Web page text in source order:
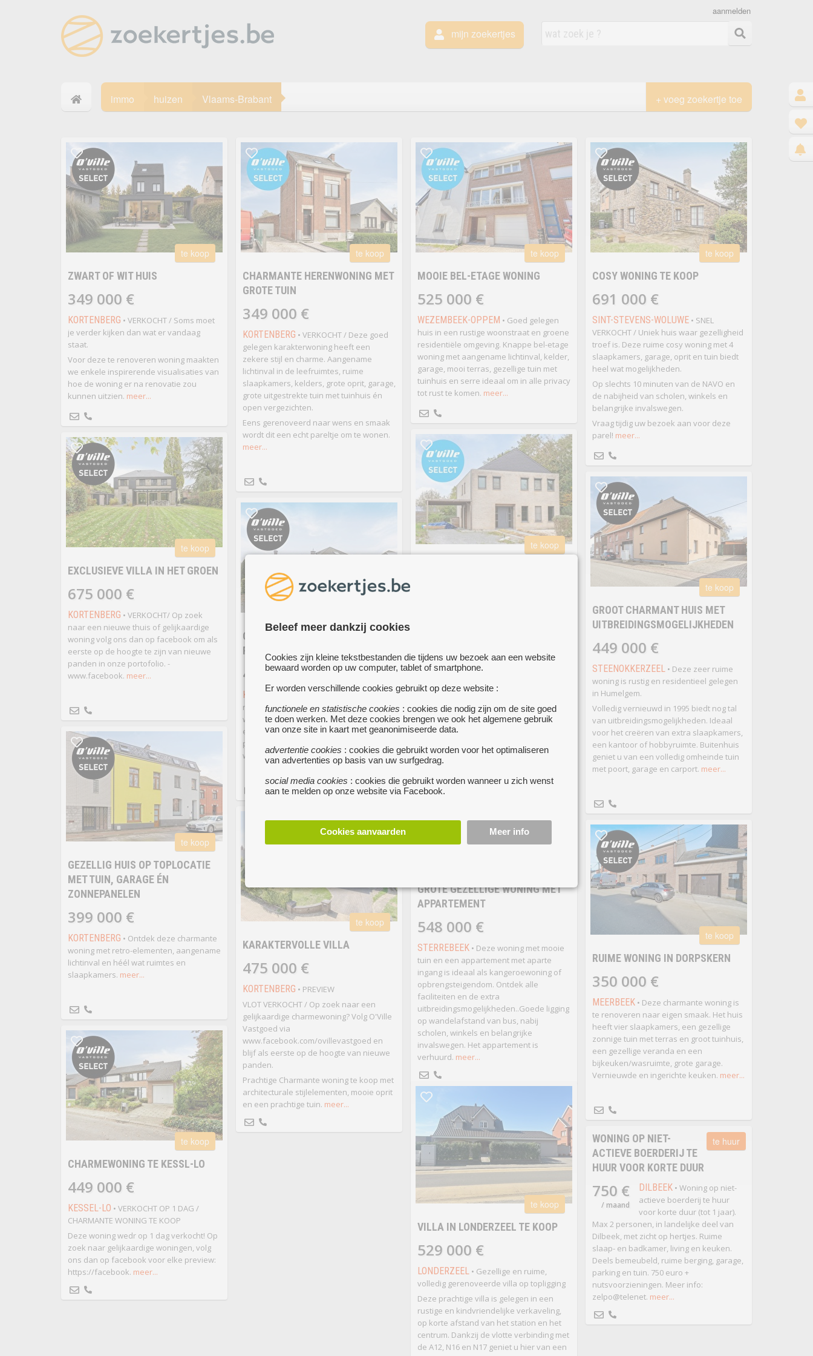
Beleef meer dankzij cookies
Cookies zijn kleine tekstbestanden die tijdens uw bezoek aan een website
bewaard worden op uw computer, tablet of smartphone.
Er worden verschillende cookies gebruikt op deze website :
functionele en statistische cookies : cookies die nodig zijn om de site goed
te doen werken. Met deze cookies brengen we ook het algemene gebruik
van onze site in kaart met geanonimiseerde data.
advertentie cookies : cookies die gebruikt worden voor het optimaliseren
van advertenties op basis van uw surfgedrag.
social media cookies : cookies die gebruikt worden wanneer u zich wenst
aan te melden op onze website via Facebook.
Cookies aanvaarden Meer info
mijn zoekertjes
aanmelden
immo huizen Vlaams-Brabant + voeg zoekertje toe
te koop
ZWART OF WIT HUIS
349 000 €
KORTENBERG • VERKOCHT / Soms moet
je verder kijken dan wat er vandaag
staat.
Voor deze te renoveren woning maakten
we enkele inspirerende visualisaties van
hoe de woning er na renovatie zou
kunnen uitzien. meer...
te koop
CHARMANTE HERENWONING MET
GROTE TUIN
349 000 €
KORTENBERG • VERKOCHT / Deze goed
gelegen karakterwoning heeft een
zekere stijl en charme. Aangename
lichtinval in de leefruimtes, ruime
slaapkamers, kelders, grote oprit, garage,
grote uitgestrekte tuin met tuinhuis én
open vergezichten.
Eens gerenoveerd naar wens en smaak
wordt dit een echt pareltje om te wonen.
meer...
te koop
MOOIE BEL-ETAGE WONING
525 000 €
WEZEMBEEK-OPPEM • Goed gelegen
huis in een rustige woonstraat en groene
residentiële omgeving. Knappe bel-etage
woning met aangename lichtinval, kelder,
garage, mooi terras, gezellige tuin met
tuinhuis en serre ideaal om in alle privacy
tot rust te komen. meer...
te koop
COSY WONING TE KOOP
691 000 €
SINT-STEVENS-WOLUWE • SNEL
VERKOCHT / Uniek huis waar gezelligheid
troef is. Deze ruime cosy woning met 4
slaapkamers, garage, oprit en tuin biedt
heel wat mogelijkheden.
Op slechts 10 minuten van de NAVO en
de nabijheid van scholen, winkels en
belangrijke invalswegen.
Vraag tijdig uw bezoek aan voor deze
parel! meer...
te koop
Contacteer O'Ville Vastgoed -
www.oville.be
Een gezellige goed gelegen woning met
meer...
te koop
EXCLUSIEVE VILLA IN HET GROEN
675 000 €
KORTENBERG • VERKOCHT/ Op zoek
naar een nieuwe thuis of gelijkaardige
woning volg ons dan op facebook om als
eerste op de hoogte te zijn van nieuwe
panden in onze portofolio. -
www.facebook. meer...
te koop
GROOT CHARMANT HUIS MET
UITBREIDINGSMOGELIJKHEDEN
449 000 €
STEENOKKERZEEL • Deze zeer ruime
woning is rustig en residentieel gelegen
in Humelgem.
Volledig vernieuwd in 1995 biedt nog tal
van uitbreidingsmogelijkheden. Ideaal
voor het creëren van extra slaapkamers,
een kantoor of hobbyruimte. Buitenhuis
geniet u van een volledig omheinde tuin
met poort, garage en carport. meer...
CHARMANTE BUNGALOW IN
RUSTIGE DOODLOPENDE STRAAT
465 000 €
KORTENBERG• VERKOCHT/ Op zoek
naar een nieuwe thuis of gelijkaardige
woning volg ons dan op facebook om als
eerste op de hoogte te zijn van nieuwe
panden in onze portofolio. -
www.facebook. meer...
te koop
GEZELLIG HUIS OP TOPLOCATIE
MET TUIN, GARAGE ÉN
ZONNEPANELEN
399 000 €
KORTENBERG • Ontdek deze charmante
woning met retro-elementen, aangename
lichtinval en héél wat ruimtes en
slaapkamers. meer...
GROTE GEZELLIGE WONING MET
APPARTEMENT
548 000 €
STERREBEEK • Deze woning met mooie
tuin en een appartement met aparte
ingang is ideaal als kangeroewoning of
opbrengsteigendom. Ontdek alle
faciliteiten en de extra
uitbreidingsmogelijkheden..Goede ligging
op wandelafstand van bus, nabij
scholen, winkels en belangrijke
invalswegen. Het appartement is
verhuurd. meer...
te koop
KARAKTERVOLLE VILLA
475 000 €
KORTENBERG • PREVIEW
VLOT VERKOCHT / Op zoek naar een
gelijkaardige charmewoning? Volg O'Ville
Vastgoed via
www.facebook.com/ovillevastgoed en
blijf als eerste op de hoogte van nieuwe
panden.
Prachtige Charmante woning te koop met
architecturale stijlelementen, mooie oprit
en een prachtige tuin. meer...
te koop
RUIME WONING IN DORPSKERN
350 000 €
MEERBEEK • Deze charmante woning is
te renoveren naar eigen smaak. Het huis
heeft vier slaapkamers, een gezellige
zonnige tuin met terras en groot tuinhuis,
een gezellige veranda en een
bijkeuken/wasruimte, grote garage.
Vernieuwde en ingerichte keuken. meer...
te koop
CHARMEWONING TE KESSL-LO
449 000 €
KESSEL-LO • VERKOCHT OP 1 DAG /
CHARMANTE WONING TE KOOP
Deze woning wedr op 1 dag verkocht! Op
zoek naar gelijkaardige woningen, volg
ons dan op facebook voor elke preview:
https://facebook. meer...
te koop
VILLA IN LONDERZEEL TE KOOP
529 000 €
LONDERZEEL • Gezellige en ruime,
volledig gerenoveerde villa op topligging
Deze prachtige villa is gelegen in een
rustige en kindvriendelijke verkaveling,
op korte afstand van het station en het
centrum. Dankzij de vlotte verbinding met
de A12, N16 en N17 geniet u hier van een
te huur
WONING OP NIET-
ACTIEVE BOERDERIJ TE
HUUR VOOR KORTE DUUR
750 €
/ maand
DILBEEK • Woning op niet-
actieve boerderij te huur
voor korte duur (tot 1 jaar).
Max 2 personen, in landelijke deel van
Dilbeek, met zicht op hertjes. Ruime
slaap- en badkamer, living en keuken.
Deels bemeubeld, ruime berging, garage,
parking en tuin. 750 euro +
nutsvoorzieningen. Meer info:
zelpo@telenet. meer...